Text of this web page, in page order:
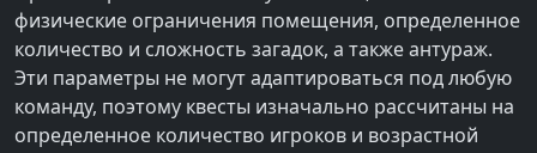
физические ограничения помещения, определенное
количество и сложность загадок, а также антураж.
Эти параметры не могут адаптироваться под любую
команду, поэтому квесты изначально рассчитаны на
определенное количество игроков и возрастной